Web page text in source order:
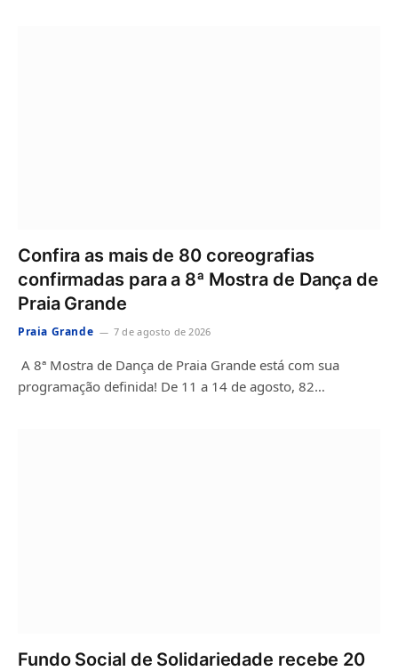
Confira as mais de 80 coreografias
confirmadas para a 8ª Mostra de Dança de
Praia Grande
Praia Grande 7 de agosto de 2026
A 8ª Mostra de Dança de Praia Grande está com sua
programação definida! De 11 a 14 de agosto, 82…
Fundo Social de Solidariedade recebe 20